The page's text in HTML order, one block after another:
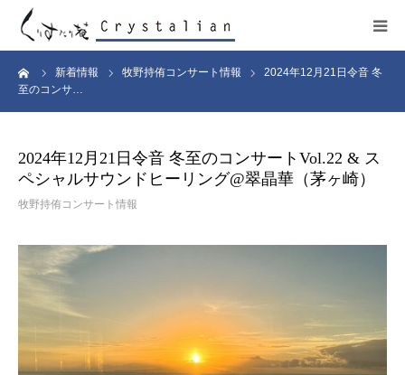
新着情報 牧野持侑コンサート情報
2024年12月21日令音 冬
至のコンサ…
2024年12月21日令音 冬至のコンサートVol.22 & ス
ペシャルサウンドヒーリング@翠晶華（茅ヶ崎）
牧野持侑コンサート情報
ヒーリング
施設紹介